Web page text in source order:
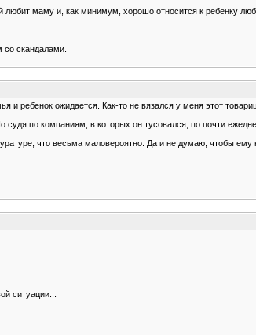
любит маму и, как минимум, хорошо относится к ребенку
скандалами.
и ребенок ожидается. Как-то не вязался у меня этот
по компаниям, в которых он тусовался, по почти
что весьма маловероятно. Да и не думаю, чтобы
ситуации...